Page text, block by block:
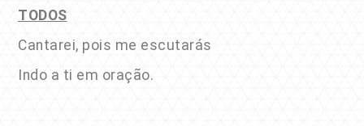
TODOS
Cantarei, pois me escutarás
Indo a ti em oração.